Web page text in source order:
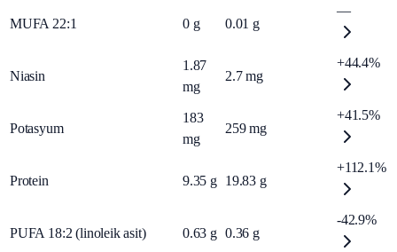
MUFA 22:1 0 g 0.01 g
—
Niasin
1.87
mg
2.7 mg
+44.4%
Potasyum
183
mg
259 mg
+41.5%
Protein 9.35 g 19.83 g
+112.1%
PUFA 18:2 (linoleik asit) 0.63 g 0.36 g
-42.9%